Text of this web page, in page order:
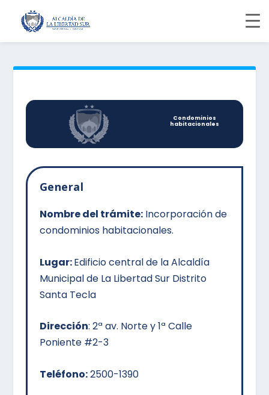
Condominios
habitacionales
General
Nombre del trámite:Incorporación de
condominios habitacionales.
Lugar:Edificio central de la Alcaldía
Municipal de La Libertad Sur Distrito
Santa Tecla
Dirección: 2ª av. Norte y 1ª Calle
Poniente #2-3
Teléfono:2500-1390